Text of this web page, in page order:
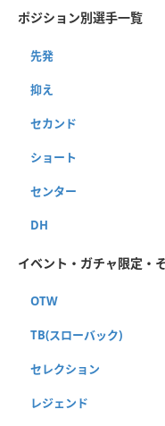
ポジション別選手一覧
先発
抑え
セカンド
ショート
センター
DH
イベント・ガチャ限定・
OTW
TB(スローバック)
セレクション
レジェンド